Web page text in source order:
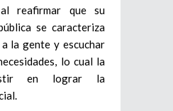
reafirmar que su
se caracteriza
la gente y escuchar
lo cual la
en lograr la